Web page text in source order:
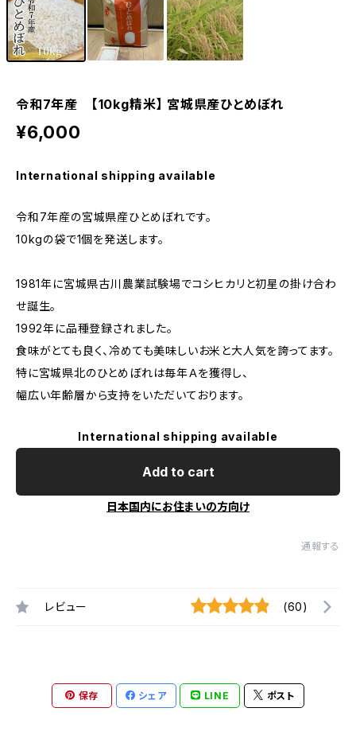
令和7年産 【10kg精米】 宮城県産ひとめぼれ
¥6,000
International shipping available
令和7年産の宮城県産ひとめぼれです。
10kgの袋で1個を発送します。
1981年に宮城県古川農業試験場でコシヒカリと初星の掛け合わ
せ誕生。
1992年に品種登録されました。
食味がとても良く、冷めても美味しいお米と大人気を誇ってます。
特に宮城県北のひとめぼれは毎年Ａを獲得し、
幅広い年齢層から支持をいただいております。
International shipping available
Add to cart
日本国内にお住まいの方向け
通報する
レビュー (60)
保存 シェア LINE ポスト